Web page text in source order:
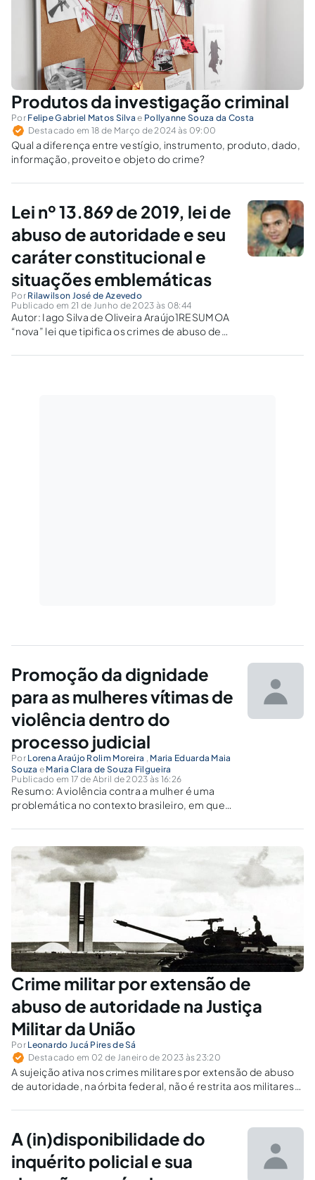
Produtos da investigação criminal
Por Felipe Gabriel Matos Silva e Pollyanne Souza da Costa
Destacado em 18 de Março de 2024 às 09:00
Qual a diferença entre vestígio, instrumento, produto, dado,
informação, proveito e objeto do crime?
Lei nº 13.869 de 2019, lei de
abuso de autoridade e seu
caráter constitucional e
situações emblemáticas
Por Rilawilson José de Azevedo
Publicado em 21 de Junho de 2023 às 08:44
Autor: Iago Silva de Oliveira Araújo1RESUMOA
“nova” lei que tipifica os crimes de abuso de
uma da década de 1960, portanto, ainda
Promoção da dignidade
para as mulheres vítimas de
violência dentro do
processo judicial
Por Lorena Araújo Rolim Moreira , Maria Eduarda Maia
Souza e Maria Clara de Souza Filgueira
Publicado em 17 de Abril de 2023 às 16:26
Resumo: A violência contra a mulher é uma
problemática no contexto brasileiro, em que
de assegurar a sua integridade, porém quando
se é analisada a conjuntura da reivindicação na
seara processual, encontra-se...
Crime militar por extensão de
abuso de autoridade na Justiça
Militar da União
Por Leonardo Jucá Pires de Sá
Destacado em 02 de Janeiro de 2023 às 23:20
A sujeição ativa nos crimes militares por extensão de abuso
de autoridade, na órbita federal, não é restrita aos militares
A (in)disponibilidade do
inquérito policial e sua